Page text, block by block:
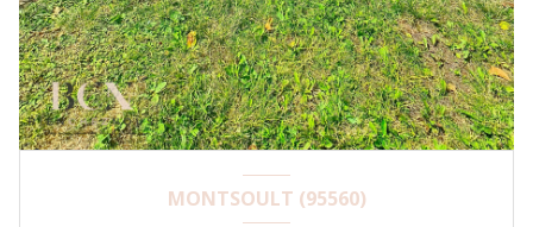
MONTSOULT (95560)